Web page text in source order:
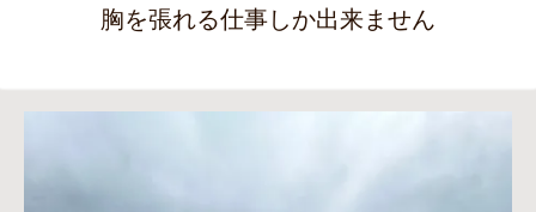
胸を張れる仕事しか出来ません